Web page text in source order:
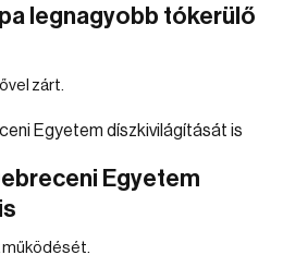
legnagyobb tókerülő
zárt.
Egyetem
működését.